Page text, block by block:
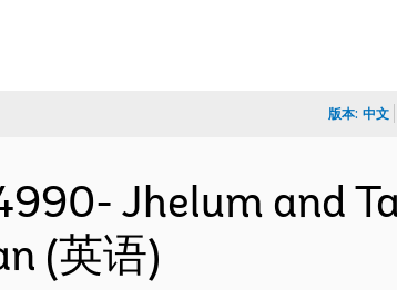
版本: 中文
Jhelum and
(英语)